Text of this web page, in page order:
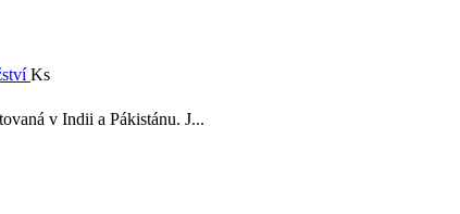
Ks
v Indii a Pákistánu. J...